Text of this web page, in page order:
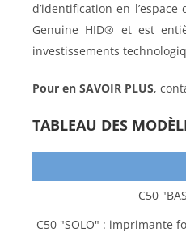
d’identification en
Genuine HID® et est
investissements
Pour en SAVOIR PLUS,
TABLEAU DES
C50
C50 "SOLO" : imprimante